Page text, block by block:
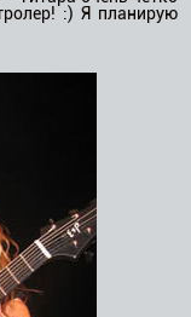
:) Я планирую